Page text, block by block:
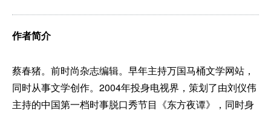
作者简介
蔡春猪。前时尚杂志编辑。早年主持万国马桶文学网站，
同时从事文学创作。2004年投身电视界，策划了由刘仪伟
主持的中国第一档时事脱口秀节目《东方夜谭》，同时身